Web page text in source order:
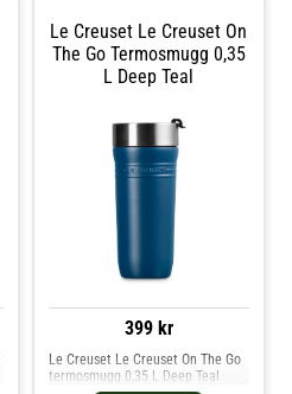
Le Creuset Le Creuset On
The Go Termosmugg 0,35
L Deep Teal
399 kr
Le Creuset Le Creuset On The Go
termosmugg 0,35 L Deep Teal